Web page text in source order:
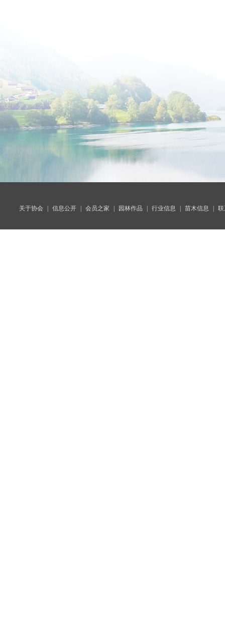
关于协会 信息公开 会员之家 园林作品 行业信息 苗木信息